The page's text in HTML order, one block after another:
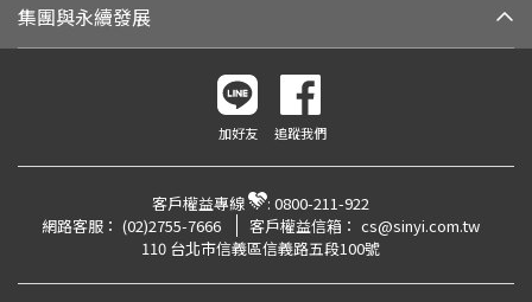
集團與永續發展
加好友 追蹤我們
客戶權益專線 : 0800-211-922
網路客服： (02)2755-7666 客戶權益信箱： cs@sinyi.com.tw
110 台北市信義區信義路五段100號